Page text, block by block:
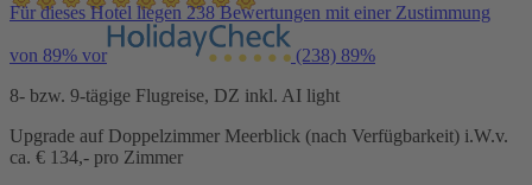
Für dieses Hotel liegen 238 Bewertungen mit einer Zustimmung
von 89% vor (238) 89%
8- bzw. 9-tägige Flugreise, DZ inkl. AI light
Upgrade auf Doppelzimmer Meerblick (nach Verfügbarkeit) i.W.v.
ca. € 134,- pro Zimmer